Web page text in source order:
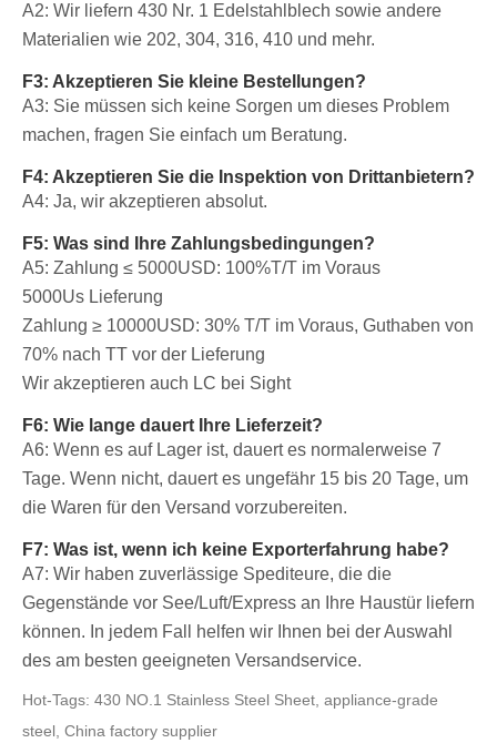
A2: Wir liefern 430 Nr. 1 Edelstahlblech sowie andere
Materialien wie 202, 304, 316, 410 und mehr.
F3: Akzeptieren Sie kleine Bestellungen?
A3: Sie müssen sich keine Sorgen um dieses Problem
machen, fragen Sie einfach um Beratung.
F4: Akzeptieren Sie die Inspektion von Drittanbietern?
A4: Ja, wir akzeptieren absolut.
F5: Was sind Ihre Zahlungsbedingungen?
A5: Zahlung ≤ 5000USD: 100%T/T im Voraus
5000Us Lieferung
Zahlung ≥ 10000USD: 30% T/T im Voraus, Guthaben von
70% nach TT vor der Lieferung
Wir akzeptieren auch LC bei Sight
F6: Wie lange dauert Ihre Lieferzeit?
A6: Wenn es auf Lager ist, dauert es normalerweise 7
Tage. Wenn nicht, dauert es ungefähr 15 bis 20 Tage, um
die Waren für den Versand vorzubereiten.
F7: Was ist, wenn ich keine Exporterfahrung habe?
A7: Wir haben zuverlässige Spediteure, die die
Gegenstände vor See/Luft/Express an Ihre Haustür liefern
können. In jedem Fall helfen wir Ihnen bei der Auswahl
des am besten geeigneten Versandservice.
Hot-Tags: 430 NO.1 Stainless Steel Sheet, appliance-grade
steel, China factory supplier